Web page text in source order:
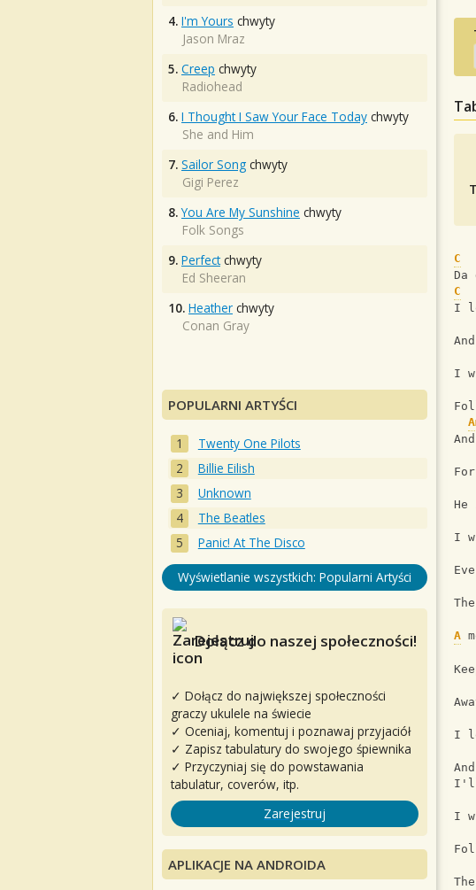
C
C
I
I
He
I
A
I
I
4. I'm Yours chwyty
Jason Mraz
5. Creep chwyty
Radiohead
6. I Thought I Saw Your Face Today chwyty
She and Him
7. Sailor Song chwyty
Gigi Perez
8. You Are My Sunshine chwyty
Folk Songs
9. Perfectchwyty
Ed Sheeran
10. Heather chwyty
Conan Gray
POPULARNI ARTYŚCI
Twenty One Pilots
Billie Eilish
Unknown
The Beatles
Panic! At The Disco
Wyświetlanie wszystkich: Popularni Artyści
Dołącz do naszej społeczności!
✓ Dołącz do największej społeczności
graczy ukulele na świecie
✓ Oceniaj, komentuj i poznawaj przyjaciół
✓ Zapisz tabulatury do swojego śpiewnika
✓ Przyczyniaj się do powstawania
tabulatur, coverów, itp.
Zarejestruj
APLIKACJE NA ANDROIDA